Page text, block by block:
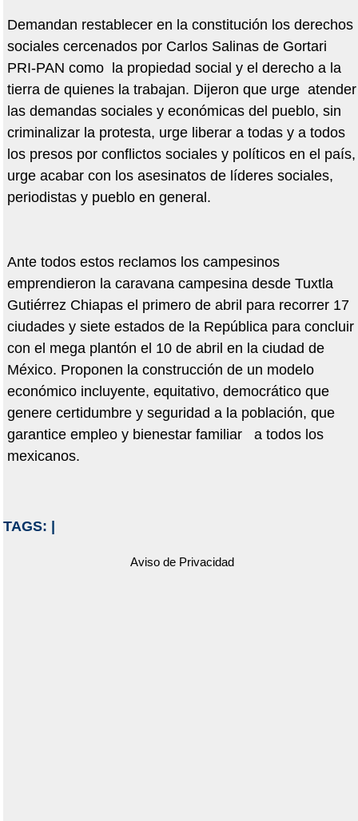
Demandan restablecer en la constitución los derechos
sociales cercenados por Carlos Salinas de Gortari
PRI-PAN como la propiedad social y el derecho a la
tierra de quienes la trabajan. Dijeron que urge atender
las demandas sociales y económicas del pueblo, sin
criminalizar la protesta, urge liberar a todas y a todos
los presos por conflictos sociales y políticos en el país,
urge acabar con los asesinatos de líderes sociales,
periodistas y pueblo en general.
Ante todos estos reclamos los campesinos
emprendieron la caravana campesina desde Tuxtla
Gutiérrez Chiapas el primero de abril para recorrer 17
ciudades y siete estados de la República para concluir
con el mega plantón el 10 de abril en la ciudad de
México. Proponen la construcción de un modelo
económico incluyente, equitativo, democrático que
genere certidumbre y seguridad a la población, que
garantice empleo y bienestar familiar a todos los
mexicanos.
TAGS:
Aviso de Privacidad